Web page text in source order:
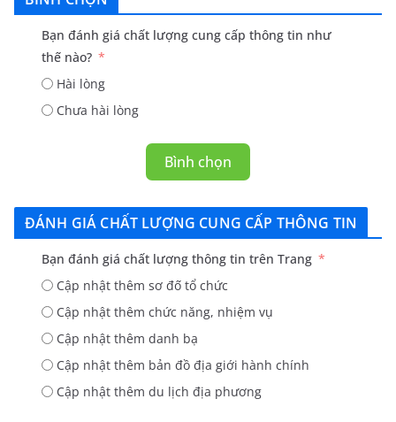
Bạn đánh giá chất lượng cung cấp thông tin như
thế nào?
Hài lòng
Chưa hài lòng
Bình chọn
ĐÁNH GIÁ CHẤT LƯỢNG CUNG CẤP THÔNG TIN
Bạn đánh giá chất lượng thông tin trên Trang
Cập nhật thêm sơ đố tổ chức
Cập nhật thêm chức năng, nhiệm vụ
Cập nhật thêm danh bạ
Cập nhật thêm bản đồ địa giới hành chính
Cập nhật thêm du lịch địa phương